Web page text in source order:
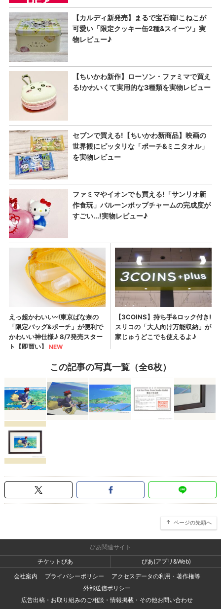
この記事の写真一覧（全6枚）
ページの先頭へ
ぴあ関連サイト
チケットぴあ
ぴあ(アプリ&Web)
会社案内
プライバシーポリシー
アクセスデータの利用・著作権等
外部送信ポリシー
広告出稿・お取り組みのご相談・情報掲載・その他お問い合わせ